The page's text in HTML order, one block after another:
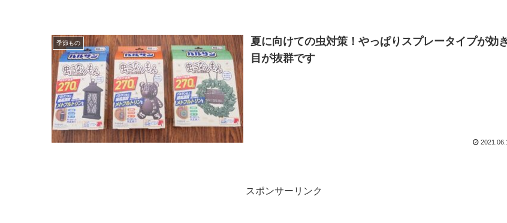
季節もの
夏に向けての虫対策！やっぱりスプレータイプが効き
目が抜群です
スポンサーリンク